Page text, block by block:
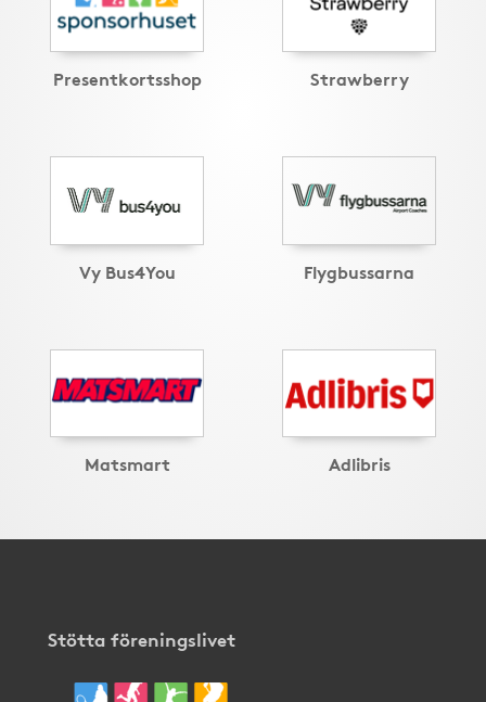
Presentkortsshop Strawberry
Vy Bus4You Flygbussarna
Matsmart Adlibris
Stötta föreningslivet